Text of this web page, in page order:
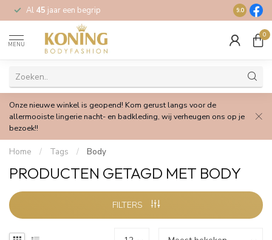
Al 45 jaar een begrip Gratis
9.0
MENU
0
Onze nieuwe winkel is geopend! Kom gerust langs voor de
allermooiste lingerie nacht- en badkleding, wij verheugen ons op je
bezoek!!
Home / Tags / Body
PRODUCTEN GETAGD MET BODY
FILTERS